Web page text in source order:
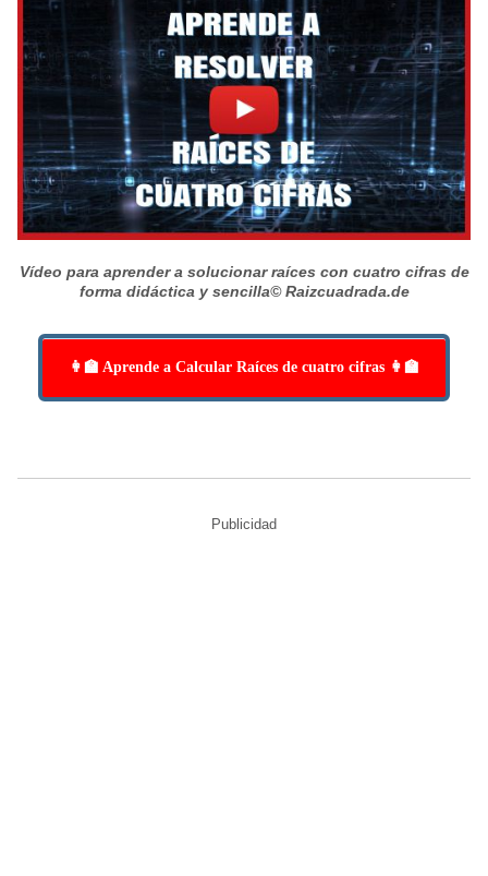
Vídeo para aprender a solucionar raíces con cuatro cifras de
forma didáctica y sencilla© Raizcuadrada.de
👩‍🏫 Aprende a Calcular Raíces de cuatro cifras 👩‍🏫
Publicidad